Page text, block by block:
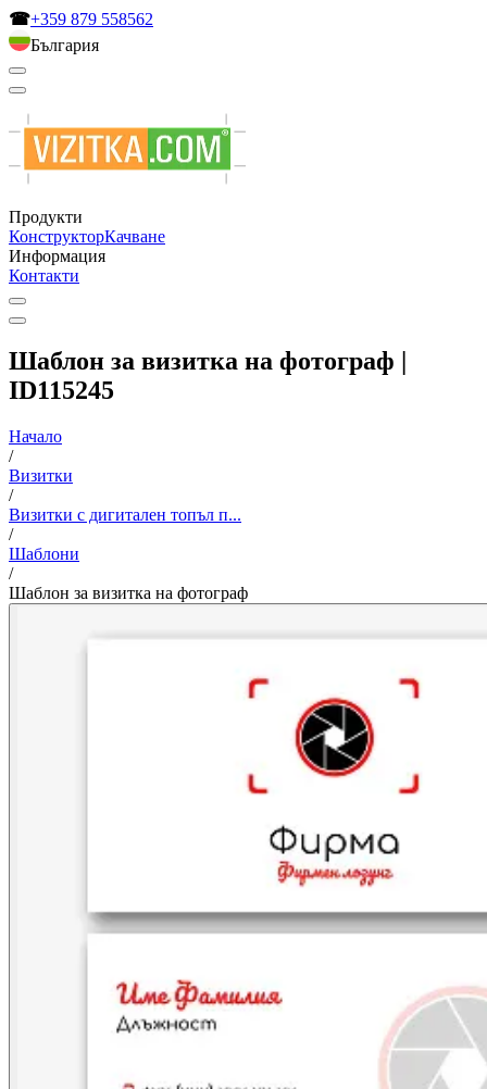
☎+359 879 558562
България
Продукти
КонструкторКачване
Информация
Контакти
Шаблон за визитка на фотограф |
ID115245
Начало
/
Визитки
/
Визитки с дигитален топъл п...
/
Шаблони
/
Шаблон за визитка на фотограф